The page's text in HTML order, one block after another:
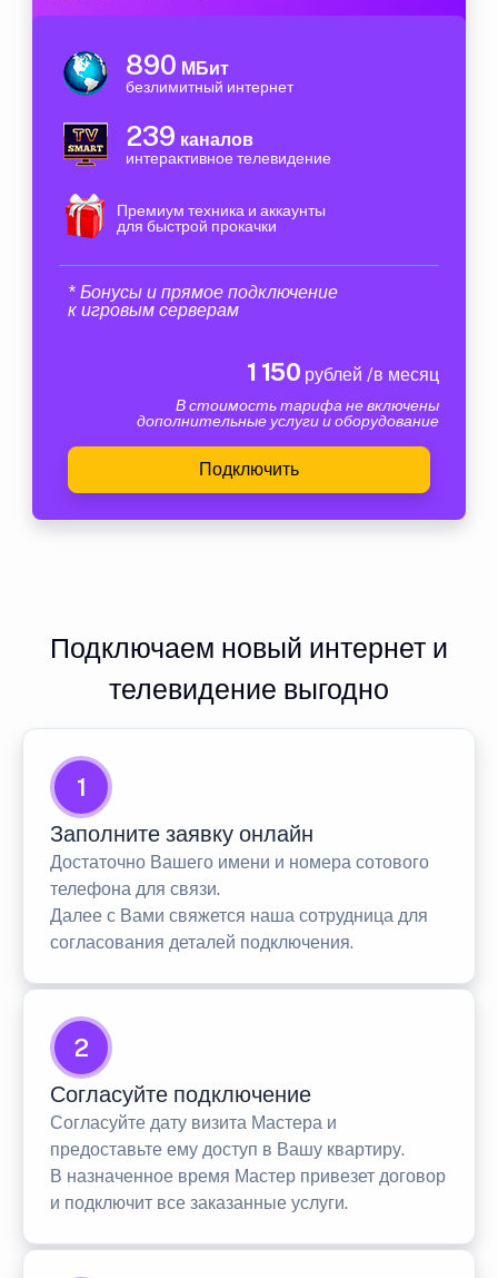
890 МБит
безлимитный интернет
239 каналов
интерактивное телевидение
Премиум техника и аккаунты
для быстрой прокачки
* Бонусы и прямое подключение
к игровым серверам
1 150 рублей /в месяц
В стоимость тарифа не включены
дополнительные услуги и оборудование
Подключить
Подключаем новый интернет и
телевидение выгодно
1
Заполните заявку онлайн
Достаточно Вашего имени и номера сотового
телефона для связи.
Далее с Вами свяжется наша сотрудница для
согласования деталей подключения.
2
Согласуйте подключение
Согласуйте дату визита Мастера и
предоставьте ему доступ в Вашу квартиру.
В назначенное время Мастер привезет договор
и подключит все заказанные услуги.